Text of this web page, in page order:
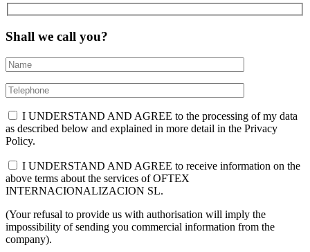
Shall we call you?
I UNDERSTAND AND AGREE to the processing of my data
as described below and explained in more detail in the Privacy
Policy.
I UNDERSTAND AND AGREE to receive information on the
above terms about the services of OFTEX
INTERNACIONALIZACION SL.
(Your refusal to provide us with authorisation will imply the
impossibility of sending you commercial information from the
company).